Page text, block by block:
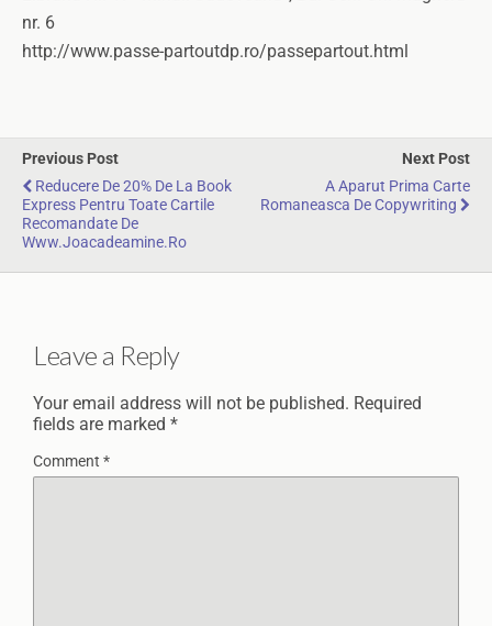
nr. 6
http://www.passe-partoutdp.ro/passepartout.html
Previous Post
Reducere De 20% De La Book
Express Pentru Toate Cartile
Recomandate De
Www.Joacadeamine.ro
Next Post
A Aparut Prima Carte
Romaneasca De Copywriting
Leave a Reply
Your email address will not be published. Required
fields are marked *
Comment *